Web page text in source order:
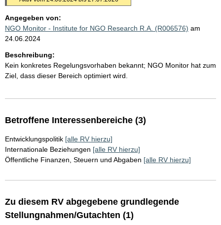
Angegeben von:
NGO Monitor - Institute for NGO Research R.A. (R006576) am
24.06.2024
Beschreibung:
Kein konkretes Regelungsvorhaben bekannt; NGO Monitor hat zum
Ziel, dass dieser Bereich optimiert wird.
Betroffene Interessenbereiche (3)
Entwicklungspolitik [alle RV hierzu]
Internationale Beziehungen [alle RV hierzu]
Öffentliche Finanzen, Steuern und Abgaben [alle RV hierzu]
Zu diesem RV abgegebene grundlegende
Stellungnahmen/Gutachten (1)